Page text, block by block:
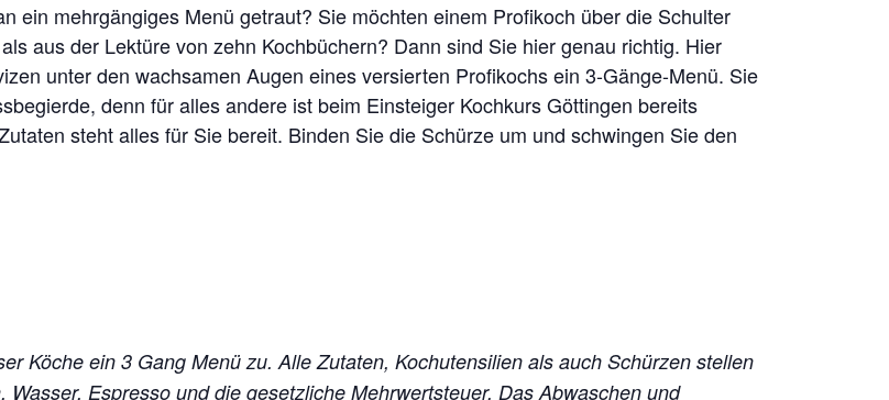
ein mehrgängiges Menü getraut? Sie möchten einem Profikoch über die Schulter
aus der Lektüre von zehn Kochbüchern? Dann sind Sie hier genau richtig. Hier
unter den wachsamen Augen eines versierten Profikochs ein 3-Gänge-Menü. Sie
denn für alles andere ist beim Einsteiger Kochkurs Göttingen bereits
steht alles für Sie bereit. Binden Sie die Schürze um und schwingen Sie den
Köche ein 3 Gang Menü zu. Alle Zutaten, Kochutensilien als auch Schürzen stellen
Wasser, Espresso und die gesetzliche Mehrwertsteuer. Das Abwaschen und